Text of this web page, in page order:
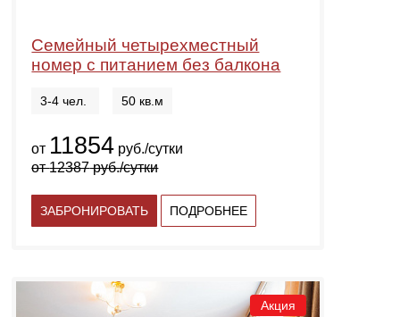
Семейный четырехместный
номер с питанием без балкона
3-4 чел. 50 кв.м
от 11854 руб./сутки
от12387руб./сутки
ЗАБРОНИРОВАТЬ ПОДРОБНЕЕ
Акция